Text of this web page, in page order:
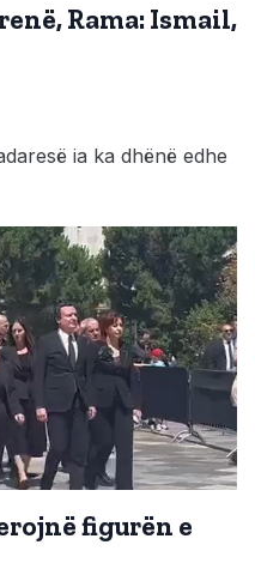
Rama: Ismail,
ia ka dhënë edhe
figurën e